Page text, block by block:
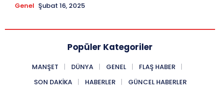
Genel Şubat 16, 2025
Popüler Kategoriler
MANŞET DÜNYA GENEL
FLAŞ HABER
SON DAKIKA
HABERLER GÜNCEL HABERLER